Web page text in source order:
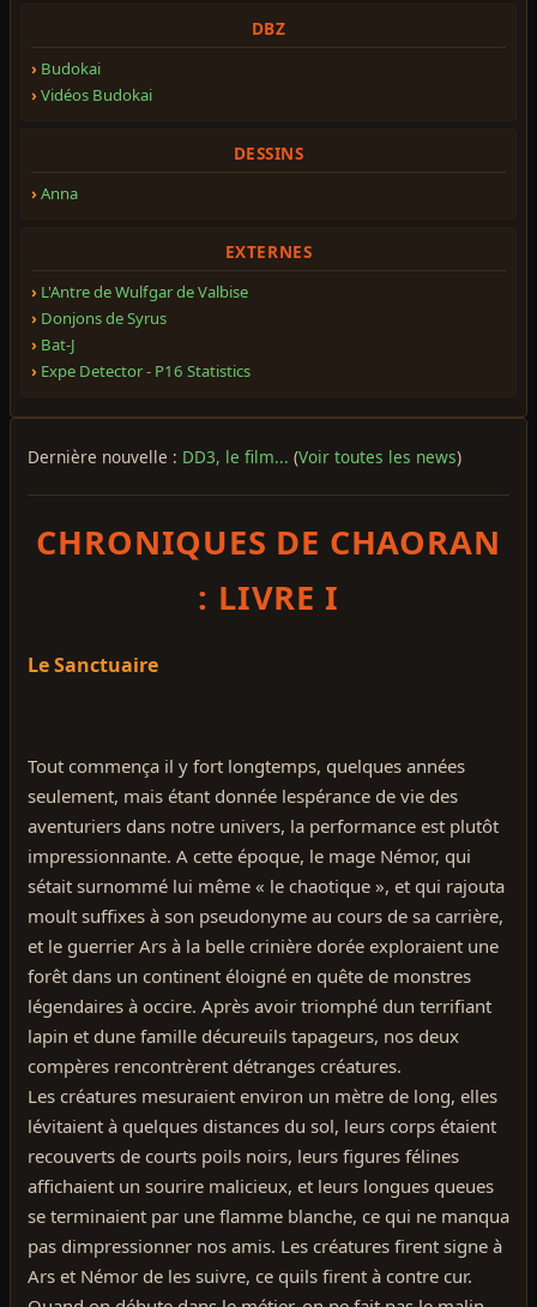
DBZ
Budokai
Vidéos Budokai
DESSINS
Anna
EXTERNES
L'Antre de Wulfgar de Valbise
Donjons de Syrus
Bat-J
Expe Detector - P16 Statistics
Dernière nouvelle : DD3, le film... (Voir toutes les news)
CHRONIQUES DE CHAORAN
: LIVRE I
Le Sanctuaire
Tout commença il y fort longtemps, quelques années
seulement, mais étant donnée lespérance de vie des
aventuriers dans notre univers, la performance est plutôt
impressionnante. A cette époque, le mage Némor, qui
sétait surnommé lui même « le chaotique », et qui rajouta
moult suffixes à son pseudonyme au cours de sa carrière,
et le guerrier Ars à la belle crinière dorée exploraient une
forêt dans un continent éloigné en quête de monstres
légendaires à occire. Après avoir triomphé dun terrifiant
lapin et dune famille décureuils tapageurs, nos deux
compères rencontrèrent détranges créatures.
Les créatures mesuraient environ un mètre de long, elles
lévitaient à quelques distances du sol, leurs corps étaient
recouverts de courts poils noirs, leurs figures félines
affichaient un sourire malicieux, et leurs longues queues
se terminaient par une flamme blanche, ce qui ne manqua
pas dimpressionner nos amis. Les créatures firent signe à
Ars et Némor de les suivre, ce quils firent à contre cur.